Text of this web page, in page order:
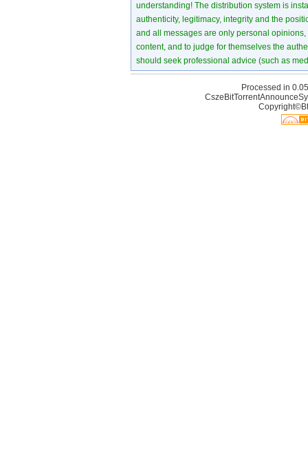
understanding! The distribution system is
authenticity, legitimacy, integrity and the
and all messages are only personal
content, and to judge for themselves the
should seek professional advice (such as
Processed in